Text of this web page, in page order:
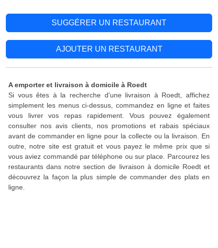
SUGGÉRER UN RESTAURANT
AJOUTER UN RESTAURANT
A emporter et livraison à domicile à Roedt
Si vous êtes à la recherche d'une livraison à Roedt, affichez
simplement les menus ci-dessus, commandez en ligne et faites
vous livrer vos repas rapidement. Vous pouvez également
consulter nos avis clients, nos promotions et rabais spéciaux
avant de commander en ligne pour la collecte ou la livraison. En
outre, notre site est gratuit et vous payez le même prix que si
vous aviez commandé par téléphone ou sur place. Parcourez les
restaurants dans notre section de livraison à domicile Roedt et
découvrez la façon la plus simple de commander des plats en
ligne.